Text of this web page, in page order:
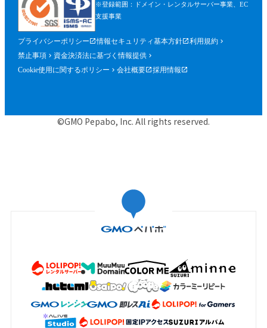
※登録範囲：ドメイン・レンタルサーバー事業、EC
支援事業
プライバシーポリシー 情報セキュリティ基本方針
利用規約
禁止事項
資金決済法に基づく情報提供
Cookie使用に関するポリシー
会社概要 採用情報
©GMO Pepabo, Inc. All rights reserved.